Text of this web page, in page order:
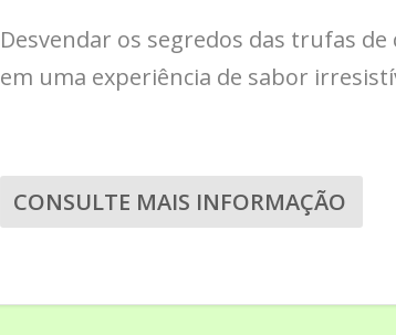
Desvendar os segredos das trufas
em uma experiência de sabor
CONSULTE MAIS INFORMAÇÃO